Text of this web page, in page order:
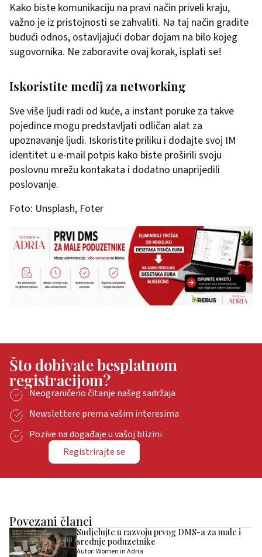
Kako biste komunikaciju na pravi način priveli kraju,
važno je iz pristojnosti se zahvaliti. Na taj način gradite
budući odnos, ostavljajući dobar dojam na bilo kojeg
sugovornika. Ne zaboravite ovaj korak, isplati se!
Iskoristite medij za networking
Sve više ljudi radi od kuće, a instant poruke za takve
pojedince mogu predstavljati odličan alat za
upoznavanje ljudi. Iskoristite priliku i dodajte svoj IM
identitet u e-mail potpis kako biste proširili svoju
poslovnu mrežu kontakata i dodatno unaprijedili
poslovanje.
Foto: Unsplash, Foter
Što dobivate besplatnom
registracijom?
Neograničeno čitanje našeg sadržaja
Newslettere prema vašim interesima
Pozive na događaje u vašoj blizini
Registrirajte se
Povezani članci
Sudjelujte u razvoju prvog DMS-a za male i
srednje poduzetnike
Autor: Women in Adria